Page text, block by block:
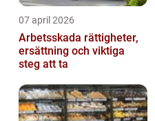
07 april 2026
Arbetsskada rättigheter,
ersättning och viktiga
steg att ta